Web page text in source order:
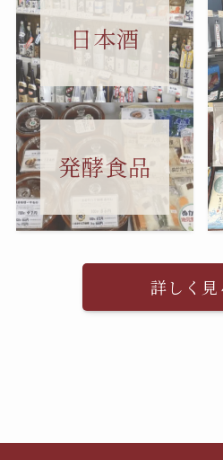
日本酒
発酵食品
詳しく見